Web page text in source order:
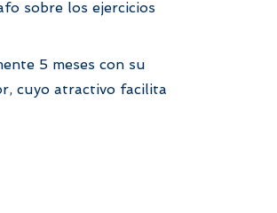
sobre los ejercicios
5 meses con su
cuyo atractivo facilita